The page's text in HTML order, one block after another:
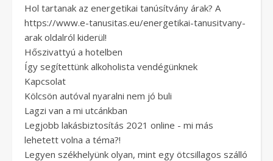
Hol tartanak az energetikai tanúsítvány árak? A
https://www.e-tanusitas.eu/energetikai-tanusitvany-
arak oldalról kiderül!
Hőszivattyú a hotelben
Így segítettünk alkoholista vendégünknek
Kapcsolat
Kölcsön autóval nyaralni nem jó buli
Lagzi van a mi utcánkban
Legjobb lakásbiztosítás 2021 online - mi más
lehetett volna a téma?!
Legyen székhelyünk olyan, mint egy ötcsillagos szálló